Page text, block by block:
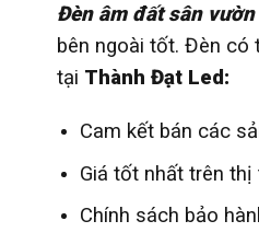
Đèn âm đất sân vườn
bên ngoài tốt. Đèn có
tại Thành Đạt Led:
Cam kết bán các
Giá tốt nhất trên thị
Chính sách bảo